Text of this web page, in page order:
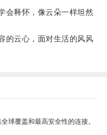
释怀，像云朵一样坦然
云心，面对生活的风风
球覆盖和最高安全性的连接。